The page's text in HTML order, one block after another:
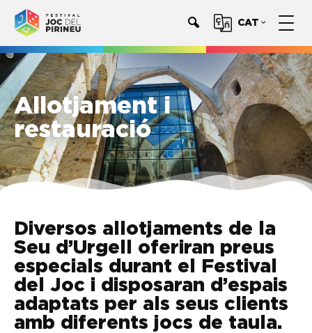
CAT
Allotjament i
restauració
Diversos allotjaments de la
Seu d’Urgell oferiran preus
especials durant el Festival
del Joc i disposaran d’espais
adaptats per als seus clients
amb diferents jocs de taula.